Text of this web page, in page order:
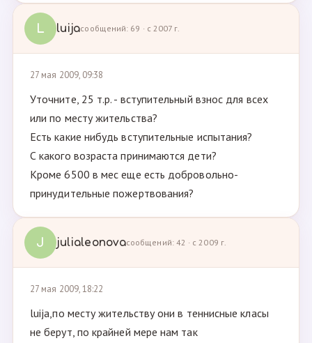
L luijaсообщений: 69 · с 2007 г.
27 мая 2009, 09:38
Уточните, 25 т.р. - вступительный взнос для всех
или по месту жительства?
Есть какие нибудь вступительные испытания?
С какого возраста принимаются дети?
Кроме 6500 в мес еще есть добровольно-
принудительные пожертвования?
J julialeonovaсообщений: 42 · с 2009 г.
27 мая 2009, 18:22
luija,по месту жительству они в теннисные класы
не берут, по крайней мере нам так